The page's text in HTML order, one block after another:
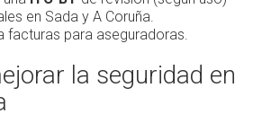
en Sada y A Coruña.
facturas para aseguradoras.
la seguridad en